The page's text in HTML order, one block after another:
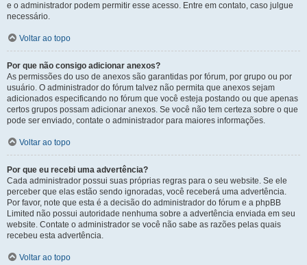
e o administrador podem permitir esse acesso. Entre em contato, caso julgue
necessário.
Voltar ao topo
Por que não consigo adicionar anexos?
As permissões do uso de anexos são garantidas por fórum, por grupo ou por
usuário. O administrador do fórum talvez não permita que anexos sejam
adicionados especificando no fórum que você esteja postando ou que apenas
certos grupos possam adicionar anexos. Se você não tem certeza sobre o que
pode ser enviado, contate o administrador para maiores informações.
Voltar ao topo
Por que eu recebi uma advertência?
Cada administrador possui suas próprias regras para o seu website. Se ele
perceber que elas estão sendo ignoradas, você receberá uma advertência.
Por favor, note que esta é a decisão do administrador do fórum e a phpBB
Limited não possui autoridade nenhuma sobre a advertência enviada em seu
website. Contate o administrador se você não sabe as razões pelas quais
recebeu esta advertência.
Voltar ao topo